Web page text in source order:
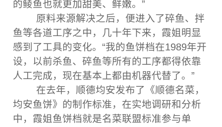
的鲮鱼也就更加甜美、鲜嫩。”
原料来源解决之后，便进入了碎鱼、拌
鱼等各道工序之中，几十年下来，霞姐明显
感到了工具的变化。“我的鱼饼档在1989年开
设，以前杀鱼、碎鱼等所有的工序都得依靠
人工完成，现在基本上都由机器代替了。”
在去年，顺德均安发布了《顺德名菜，
均安鱼饼》的制作标准，在实地调研和分析
中，霞姐鱼饼档就是名菜联盟标准参与单